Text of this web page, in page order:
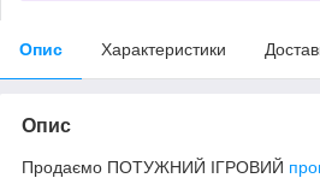
Опис Характеристики
Опис
Продаємо ПОТУЖНИЙ ІГРОВИЙ